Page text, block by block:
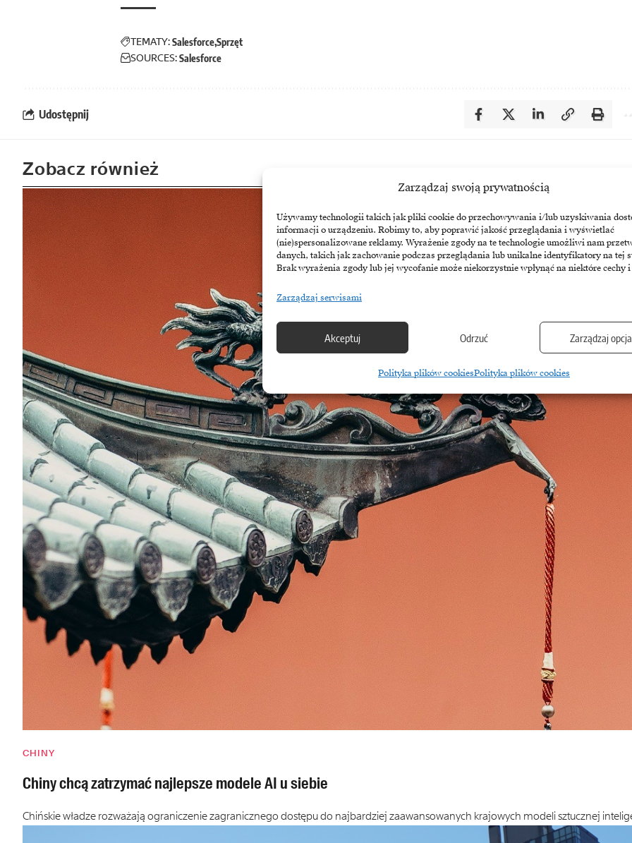
Zarządzaj swoją prywatnością
Używamy technologii takich jak pliki cookie do przechowywania i/lub uzyskiwania
informacji o urządzeniu. Robimy to, aby poprawić jakość przeglądania i wyświetlać
(nie)spersonalizowane reklamy. Wyrażenie zgody na te technologie umożliwi nam
danych, takich jak zachowanie podczas przeglądania lub unikalne identyfikatory na tej
Brak wyrażenia zgody lub jej wycofanie może niekorzystnie wpłynąć na niektóre cechy
Zarządzaj serwisami
Akceptuj Odrzuć Zarządzaj
Polityka plików cookiesPolityka plików cookies
TEMATY:SalesforceSprzęt
SOURCES:Salesforce
Udostępnij
Zobacz również
CHINY
Chiny chcą zatrzymać najlepsze modele AI u siebie
Chińskie władze rozważają ograniczenie zagranicznego dostępu do najbardziej zaawansowanych krajowych modeli sztucznej